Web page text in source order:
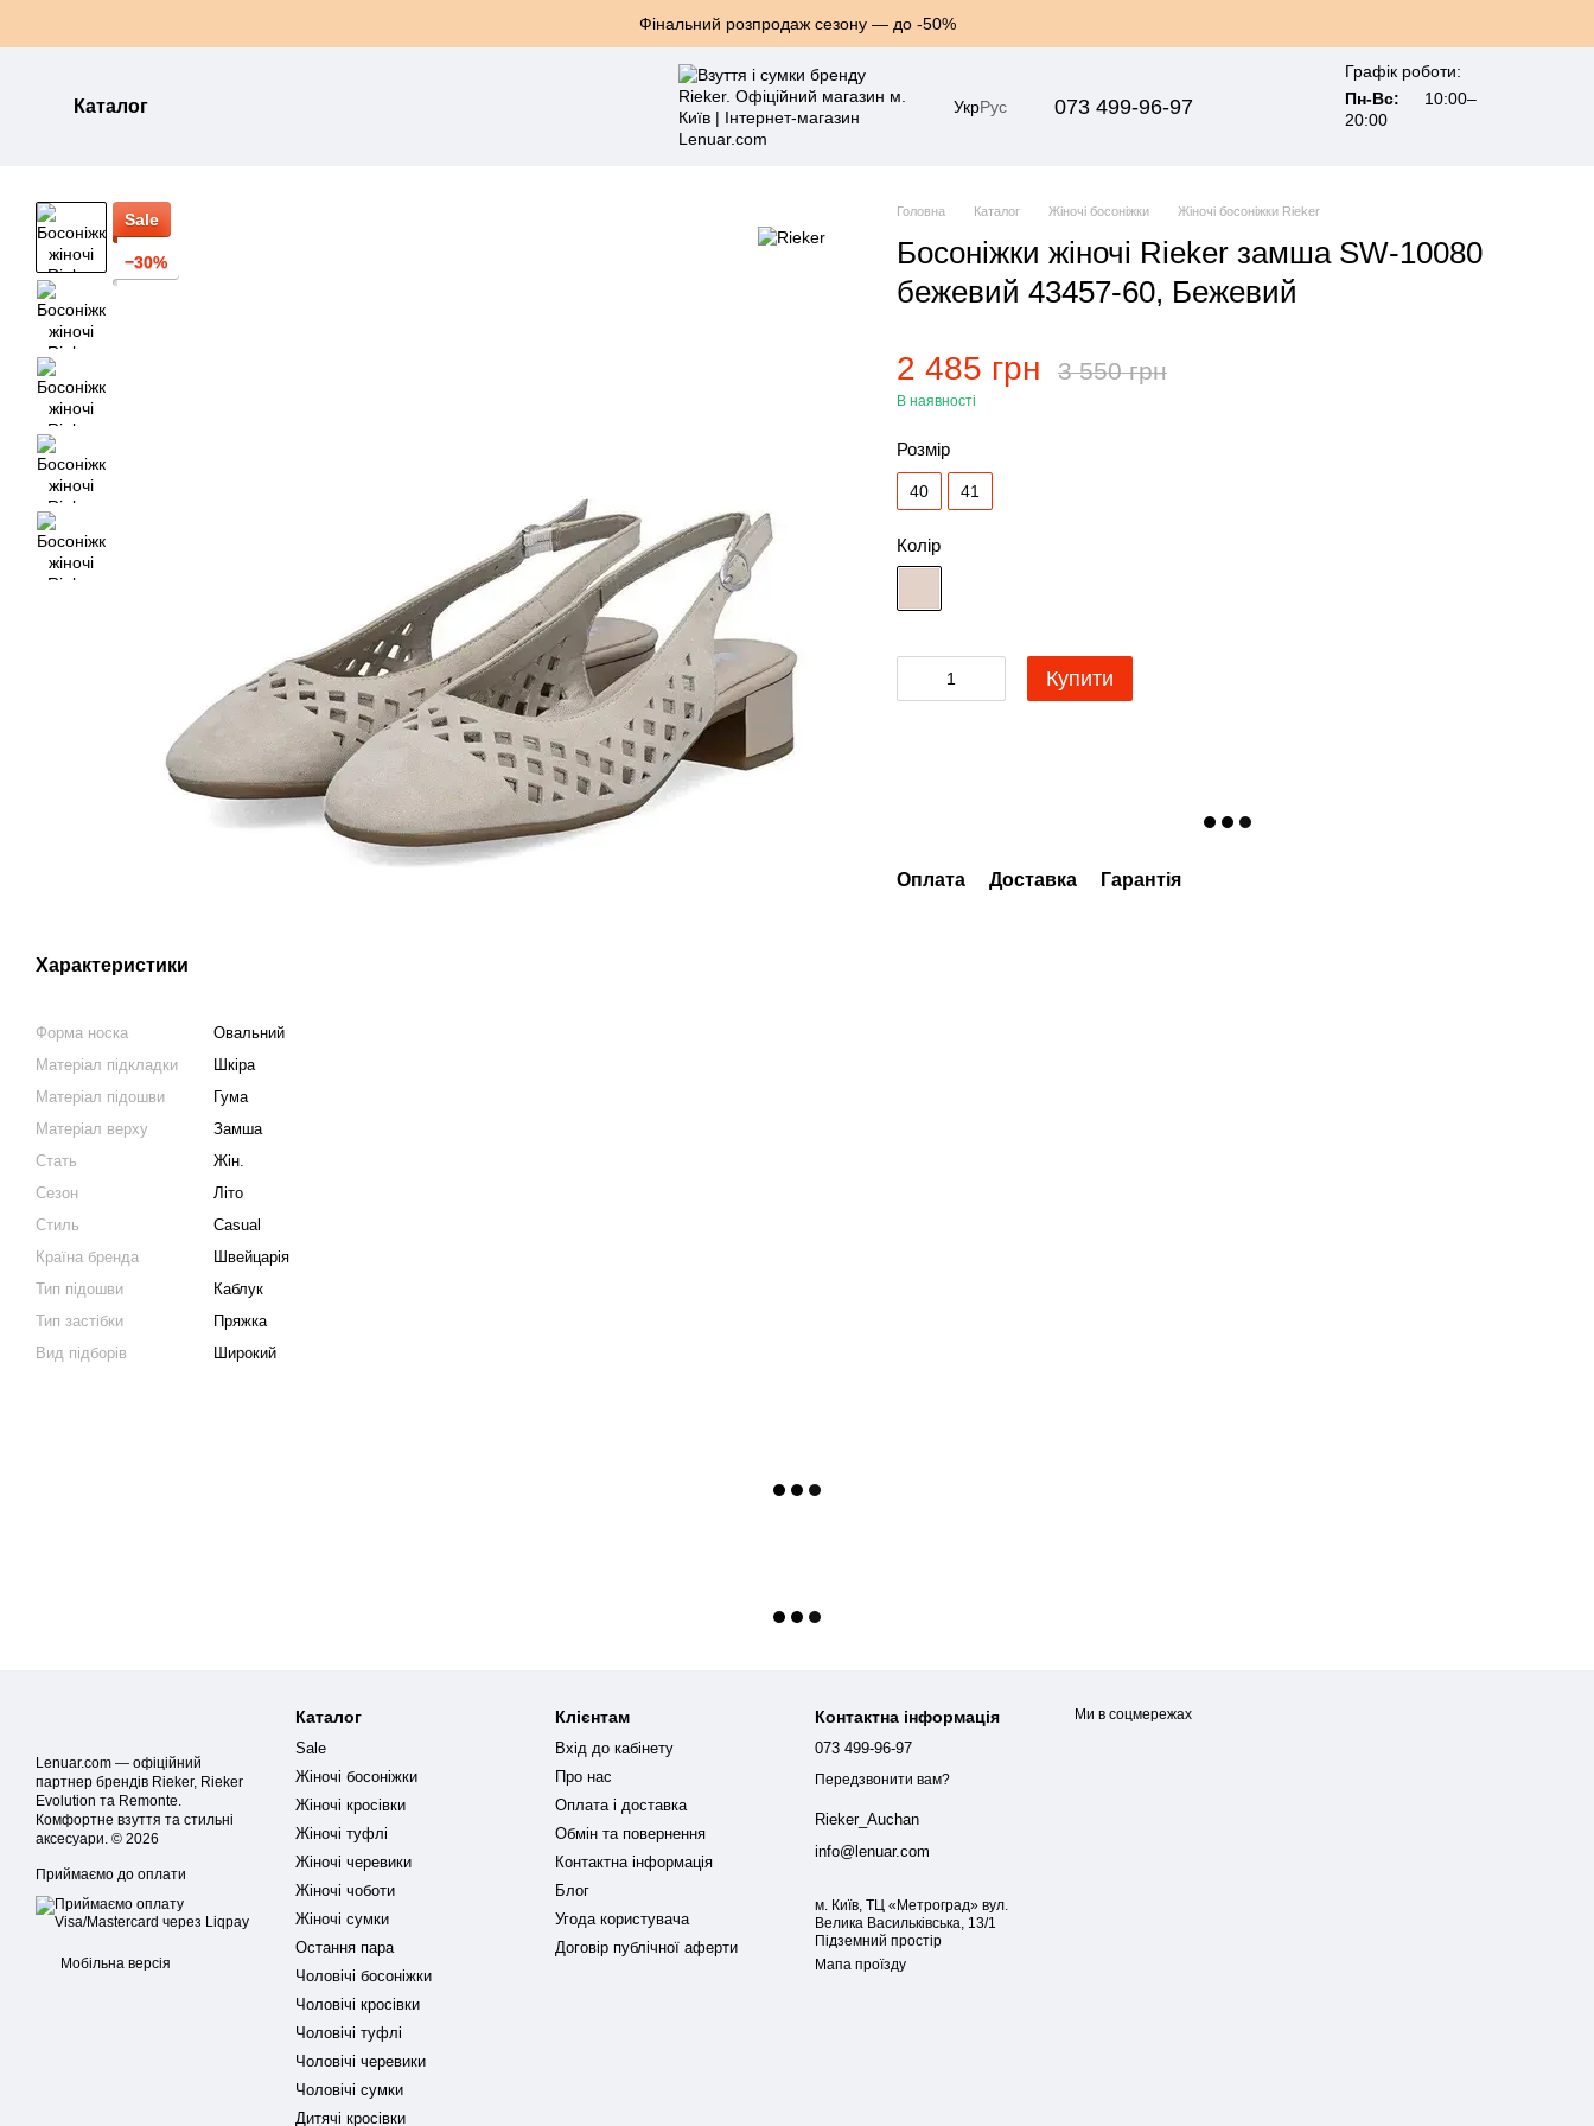
Фінальний розпродаж сезону — до -50%
Каталог УкрРус 073 499-96-97
Графік роботи:
Пн-Вс:
10:00–
20:00
Sale
−30%
Характеристики
Форма носка
Овальний
Матеріал підкладки
Шкіра
Матеріал підошви
Гума
Матеріал верху
Замша
Стать
Жін.
Сезон
Літо
Стиль
Casual
Країна бренда
Швейцарія
Тип підошви
Каблук
Тип застібки
Пряжка
Вид підборів
Широкий
Головна Каталог Жіночі босоніжки Жіночі босоніжки Rieker
Босоніжки жіночі Rieker замша SW-10080
бежевий 43457-60, Бежевий
2 485 грн 3 550 грн
В наявності
Розмір
40 41
Колір
Купити
Оплата Доставка Гарантія
Lenuar.com — офіційний
партнер брендів Rieker, Rieker
Evolution та Remonte.
Комфортне взуття та стильні
аксесуари. © 2026
Приймаємо до оплати
Мобільна версія
Каталог
Sale
Жіночі босоніжки
Жіночі кросівки
Жіночі туфлі
Жіночі черевики
Жіночі чоботи
Жіночі сумки
Остання пара
Чоловічі босоніжки
Чоловічі кросівки
Чоловічі туфлі
Чоловічі черевики
Чоловічі сумки
Дитячі кросівки
Клієнтам
Вхід до кабінету
Про нас
Оплата і доставка
Обмін та повернення
Контактна інформація
Блог
Угода користувача
Договір публічної аферти
Контактна інформація
073 499-96-97
Передзвонити вам?
Rieker_Auchan
info@lenuar.com
м. Київ, ТЦ «Метроград» вул.
Велика Васильківська, 13/1
Підземний простір
Мапа проїзду
Ми в соцмережах